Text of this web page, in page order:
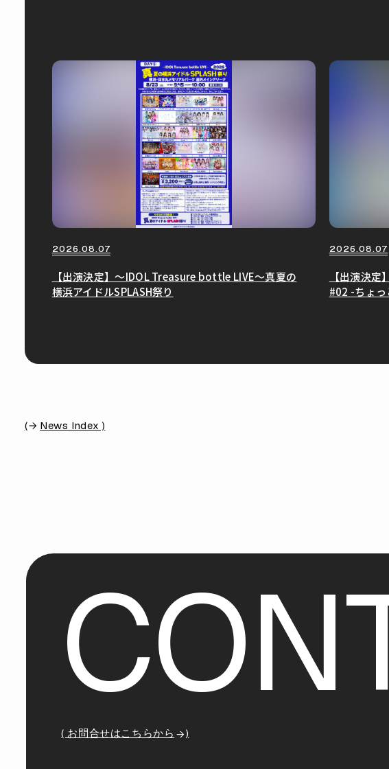
2026.08.07
【出演決定】〜IDOL Treasure bottle LIVE〜真夏の
横浜アイドルSPLASH祭り
2026.08.07
【出演決
#02 -ちょっ
( News Index )
CON
( お問合せはこちらから )